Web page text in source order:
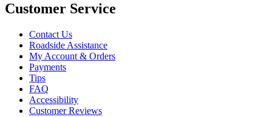
Customer Service
Contact Us
Roadside Assistance
My Account & Orders
Payments
Tips
FAQ
Accessibility
Customer Reviews